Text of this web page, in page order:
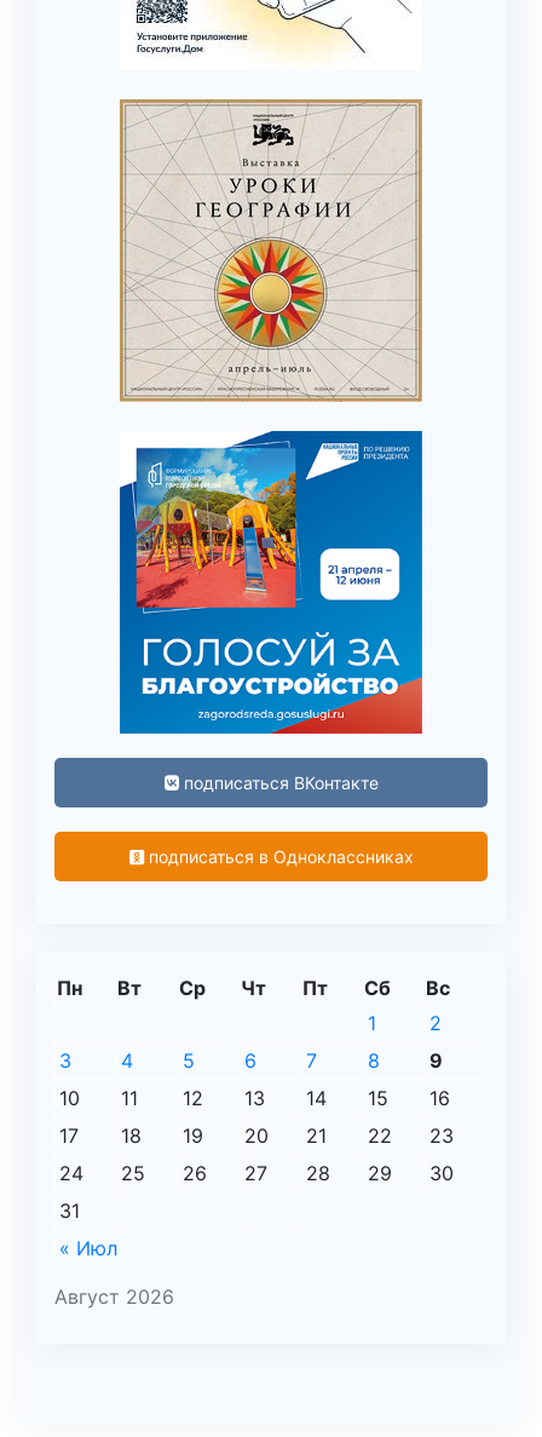
подписаться ВКонтакте
подписаться в Одноклассниках
Август 2026
Пн Вт Ср Чт Пт Сб Вс
« Июл
1
2
3
4 5 6 7 8
9
10
11 12 13 14 15
16
17
18 19 20 21 22
23
24
25 26 27 28 29
30
31